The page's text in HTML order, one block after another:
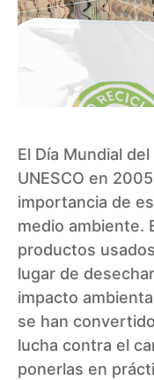
El Día Mundial
UNESCO en
importancia de
medio ambiente.
productos
lugar de
impacto
se han
lucha contra el
ponerlas en